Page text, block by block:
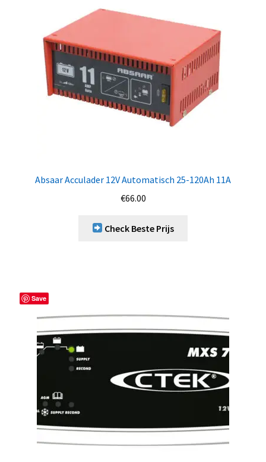
Absaar Acculader 12V Automatisch 25-120Ah 11A
€66.00
Check Beste Prijs
Save